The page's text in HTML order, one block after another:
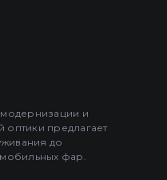
и
предлагает
до
фар.